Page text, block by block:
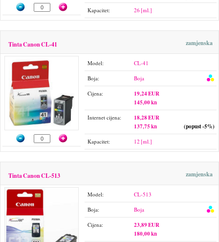
Kapacitet: 26 [ml.]
Tinta Canon CL-41 zamjenska
Model: CL-41
Boja: Boja
Cijena:
19,24 EUR
145,00 kn
Internet cijena:
18,28 EUR
137,75 kn
(popust -5%)
Kapacitet: 12 [ml.]
Tinta Canon CL-513 zamjenska
Model: CL-513
Boja: Boja
Cijena:
23,89 EUR
180,00 kn